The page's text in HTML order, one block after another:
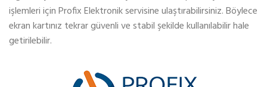
işlemleri için Profix Elektronik servisine ulaştırabilirsiniz. Böylece
ekran kartınız tekrar güvenli ve stabil şekilde kullanılabilir hale
getirilebilir.